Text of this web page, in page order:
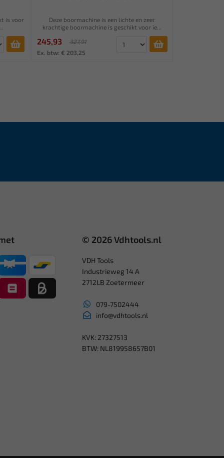
is voor
Deze boormachine is een lichte en zeer
krachtige boormachine is geschikt voor ie...
245,93
327,91
Ex. btw: € 203,25
© 2026 Vdhtools.nl
VDH Tools
Industrieweg 14 A
2712LB Zoetermeer
079-7502444
info@vdhtools.nl
KVK: 27327513
BTW: NL819958657B01